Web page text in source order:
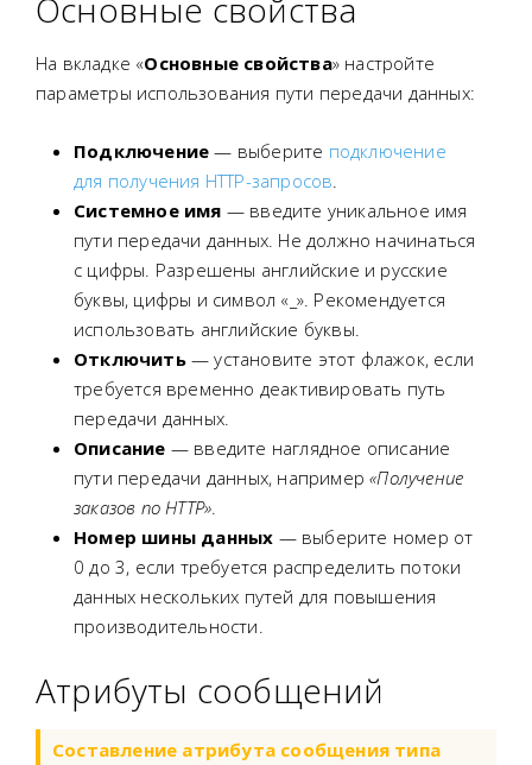
Основные свойства
На вкладке «Основные свойства» настройте
параметры использования пути передачи данных:
Подключение — выберите подключение
для получения HTTP-запросов
Системное имя — введите уникальное имя
пути передачи данных. Не должно начинаться
с цифры. Разрешены английские и русские
буквы, цифры и символ «_». Рекомендуется
использовать английские буквы.
Отключить— установите этот флажок, если
требуется временно деактивировать путь
передачи данных.
Описание — введите наглядное описание
пути передачи данных, например«Получение
заказов по HTTP»
Номер шины данных — выберите номер от
0 до 3, если требуется распределить потоки
данных нескольких путей для повышения
производительности.
Атрибуты сообщений
Составление атрибута сообщения типа